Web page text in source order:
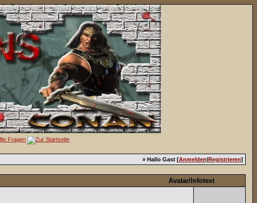
» Hallo Gast [Anmelden|Registrieren]
Avatar/Infotext